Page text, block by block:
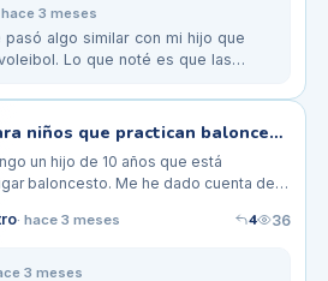
hace 3 meses
pasó algo similar con mi hijo que
Lo que noté es que las
rígida, lo que no ayudaba…
Zapatillas para niños que practican baloncesto: ¿qué características buscar?
un hijo de 10 años que está
baloncesto. Me he dado cuenta de
opciones de zapatillas, pero no sé
· hace 3 meses 4 36
3 meses